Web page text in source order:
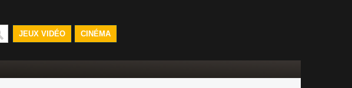
JEUX VIDÉO CINÉMA